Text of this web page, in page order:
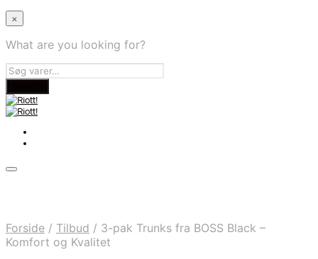
×
What are you looking for?
Forside / Tilbud / 3-pak Trunks fra BOSS Black –
Komfort og Kvalitet